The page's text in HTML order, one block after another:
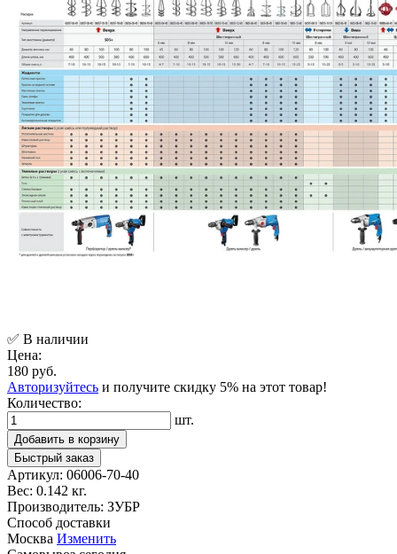
✅ В наличии
Цена:
180 руб.
Авторизуйтесь и получите скидку 5% на этот товар!
Количество:
шт.
Добавить в корзину
Быстрый заказ
Артикул: 06006-70-40
Вес: 0.142 кг.
Производитель: ЗУБР
Способ доставки
Москва Изменить